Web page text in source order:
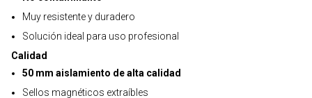
Muy resistente y duradero
Solución ideal para uso profesional
Calidad
50 mm aislamiento de alta calidad
Sellos magnéticos extraíbles